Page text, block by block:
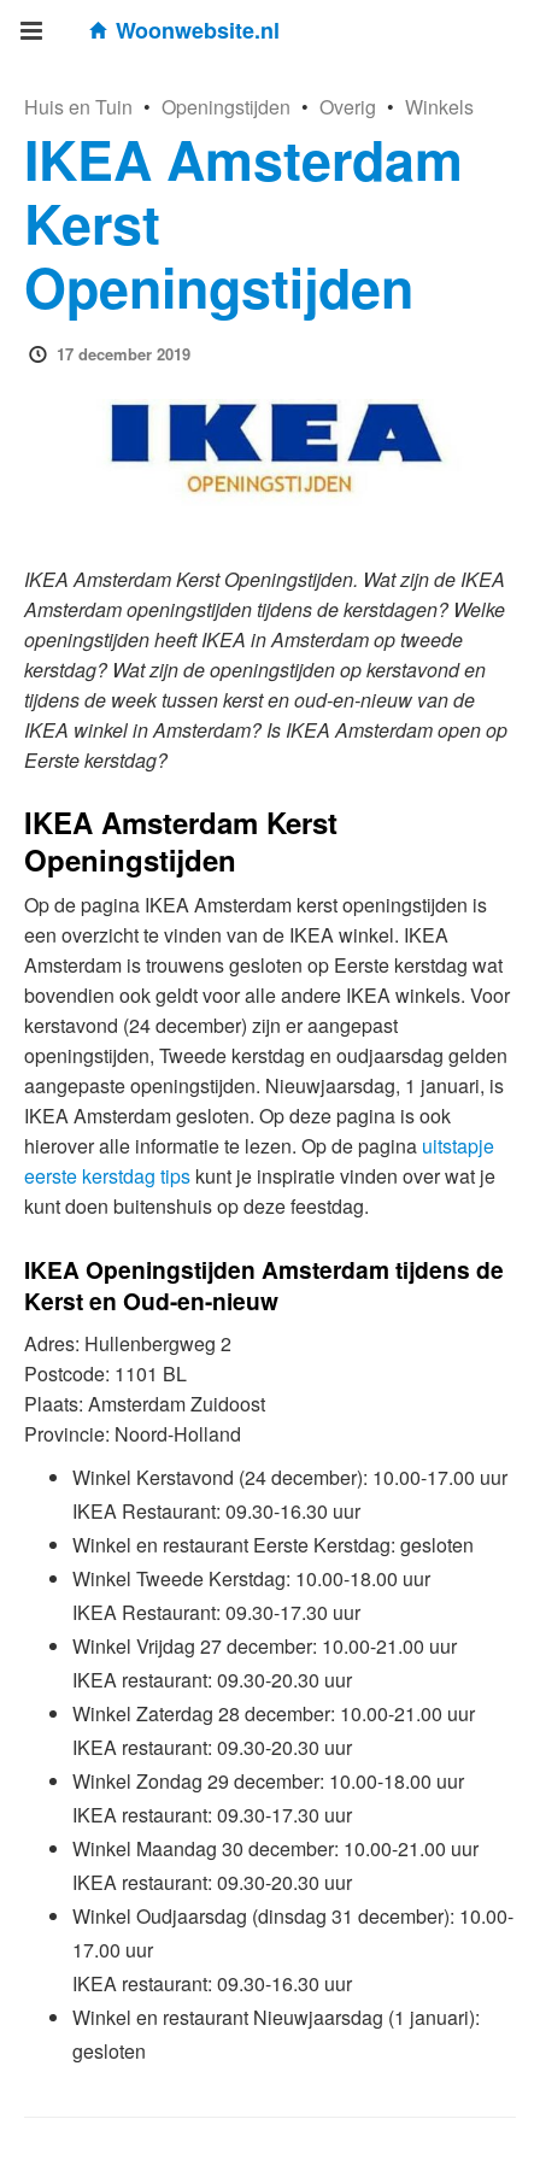
Woonwebsite.nl
Huis en Tuin • Openingstijden • Overig • Winkels
IKEA Amsterdam
Kerst
Openingstijden
17 december 2019
IKEA Amsterdam Kerst Openingstijden. Wat zijn de IKEA
Amsterdam openingstijden tijdens de kerstdagen? Welke
openingstijden heeft IKEA in Amsterdam op tweede
kerstdag? Wat zijn de openingstijden op kerstavond en
tijdens de week tussen kerst en oud-en-nieuw van de
IKEA winkel in Amsterdam? Is IKEA Amsterdam open op
Eerste kerstdag?
IKEA Amsterdam Kerst
Openingstijden
Op de pagina IKEA Amsterdam kerst openingstijden is
een overzicht te vinden van de IKEA winkel. IKEA
Amsterdam is trouwens gesloten op Eerste kerstdag wat
bovendien ook geldt voor alle andere IKEA winkels. Voor
kerstavond (24 december) zijn er aangepast
openingstijden, Tweede kerstdag en oudjaarsdag gelden
aangepaste openingstijden. Nieuwjaarsdag, 1 januari, is
IKEA Amsterdam gesloten. Op deze pagina is ook
hierover alle informatie te lezen. Op de pagina uitstapje
eerste kerstdag tips kunt je inspiratie vinden over wat je
kunt doen buitenshuis op deze feestdag.
IKEA Openingstijden Amsterdam tijdens de
Kerst en Oud-en-nieuw
Adres: Hullenbergweg 2
Postcode: 1101 BL
Plaats: Amsterdam Zuidoost
Provincie: Noord-Holland
Winkel Kerstavond (24 december): 10.00-17.00 uur
IKEA Restaurant: 09.30-16.30 uur
Winkel en restaurant Eerste Kerstdag: gesloten
Winkel Tweede Kerstdag: 10.00-18.00 uur
IKEA Restaurant: 09.30-17.30 uur
Winkel Vrijdag 27 december: 10.00-21.00 uur
IKEA restaurant: 09.30-20.30 uur
Winkel Zaterdag 28 december: 10.00-21.00 uur
IKEA restaurant: 09.30-20.30 uur
Winkel Zondag 29 december: 10.00-18.00 uur
IKEA restaurant: 09.30-17.30 uur
Winkel Maandag 30 december: 10.00-21.00 uur
IKEA restaurant: 09.30-20.30 uur
Winkel Oudjaarsdag (dinsdag 31 december): 10.00-
17.00 uur
IKEA restaurant: 09.30-16.30 uur
Winkel en restaurant Nieuwjaarsdag (1 januari):
gesloten